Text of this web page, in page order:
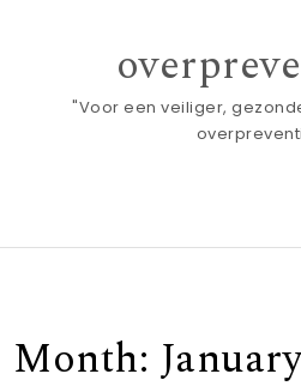
"Voor een veiliger,
Month: